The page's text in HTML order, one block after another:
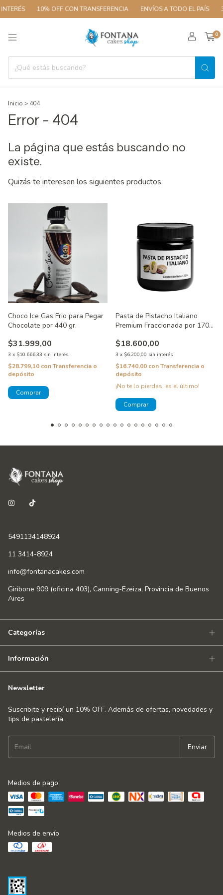
10% OFF CON TRANSFERENCIA ENVÍOS A TODO EL PAÍS
0
Inicio > 404
Error - 404
La página que estás buscando no
existe.
Quizás te interesen los siguientes productos.
Choco Ice Gas Frio para Pegar
Chocolate por 440 gr.
$31.999,00
3 x $10.666,33 sin interés
$28.799,10 conTransferencia o
depósito
Pasta de Pistacho Italiano
Premium Fraccionada por 170
$18.600,00
3 x $6.200,00 sin interés
$16.740,00 conTransferencia o
depósito
¡No te lo pierdas, es el último!
5491134148924
11 3414-8924
info@fontanacakes.com
Giribone 909 (oficina 403), Canning-Ezeiza, Provincia de Buenos
Aires
Categorías
Información
Newsletter
Suscribite y recibí un 10% OFF. Además de ofertas, novedades y
tips de pastelería.
Medios de pago
Medios de envío